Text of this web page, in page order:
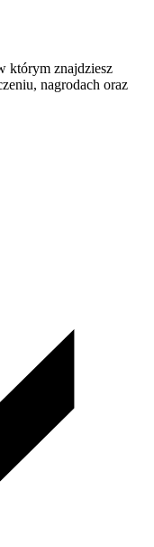
którym znajdziesz
nagrodach oraz